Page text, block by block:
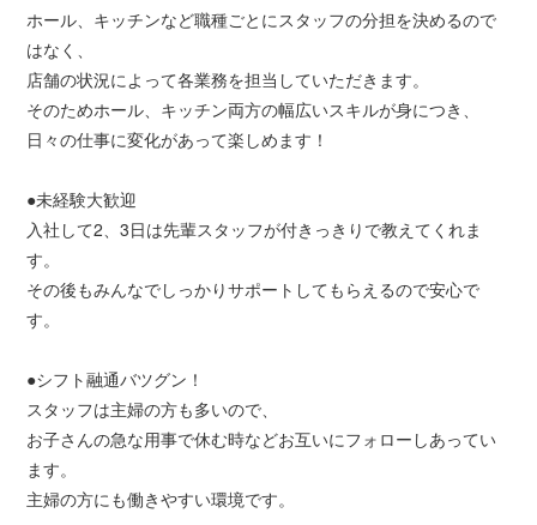
ホール、キッチンなど職種ごとにスタッフの分担を決めるので
はなく、
店舗の状況によって各業務を担当していただきます。
そのためホール、キッチン両方の幅広いスキルが身につき、
日々の仕事に変化があって楽しめます！
●未経験大歓迎
入社して2、3日は先輩スタッフが付きっきりで教えてくれま
す。
その後もみんなでしっかりサポートしてもらえるので安心で
す。
●シフト融通バツグン！
スタッフは主婦の方も多いので、
お子さんの急な用事で休む時などお互いにフォローしあってい
ます。
主婦の方にも働きやすい環境です。